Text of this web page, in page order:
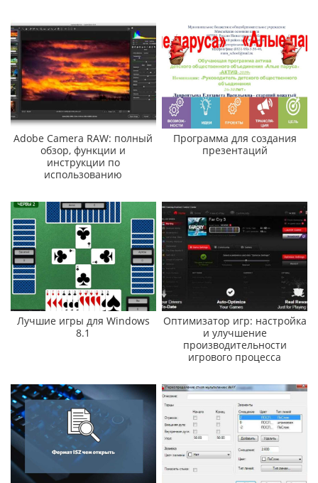
Adobe Camera RAW: полный
обзор, функции и
инструкции по
использованию
Программа для создания
презентаций
Лучшие игры для Windows
8.1
Оптимизатор игр: настройка
и улучшение
производительности
игрового процесса